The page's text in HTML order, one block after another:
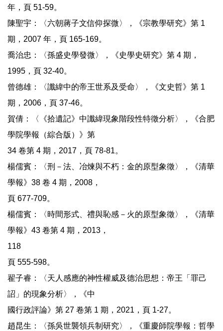
年，頁 51-59。
陳聖宇：〈六朝蔣子文信仰探微〉，《宗教學研究》第 1
期，2007 年，頁 165-169。
喬治忠：〈孫盛史學發微〉，《史學史研究》第 4 期，
1995，頁 32-40。
曾德雄：〈讖緯中的帝王世系及受命〉，《文史哲》第 1
期，2006，頁 37-46。
賀倩：〈《拾遺記》中讖緯現象階段性特徵分析〉，《合肥
學院學報（綜合版）》第
34 卷第 4 期，2017，頁 78-81。
楊儒賓：〈刑－法、冶煉與不朽：金的原型象徵〉，《清華
學報》38 卷 4 期，2008，
頁 677-709。
楊儒賓：〈時間形式、禮與恥感－火的原型象徵〉，《清華
學報》43 卷第 4 期，2013，
118
頁 555-598。
翟子睿：〈天人感應的神性權威及德治思想：帝王「罪己
詔」的現象分析〉，《中
國行政評論》第 27 卷第 1 期，2021，頁 1-27。
趙昆生：〈孫吳世襲領兵制研究〉，《重慶師院學報：哲學